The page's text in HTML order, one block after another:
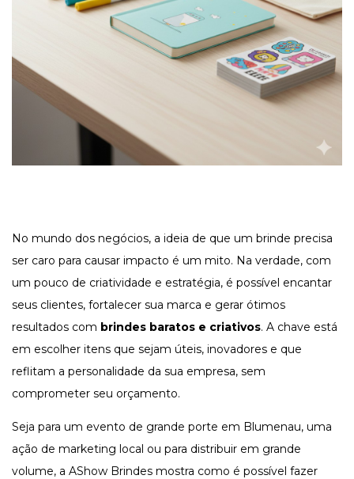
No mundo dos negócios, a ideia de que um brinde precisa
ser caro para causar impacto é um mito. Na verdade, com
um pouco de criatividade e estratégia, é possível encantar
seus clientes, fortalecer sua marca e gerar ótimos
resultados com brindes baratos e criativos. A chave está
em escolher itens que sejam úteis, inovadores e que
reflitam a personalidade da sua empresa, sem
comprometer seu orçamento.
Seja para um evento de grande porte em Blumenau, uma
ação de marketing local ou para distribuir em grande
volume, a AShow Brindes mostra como é possível fazer